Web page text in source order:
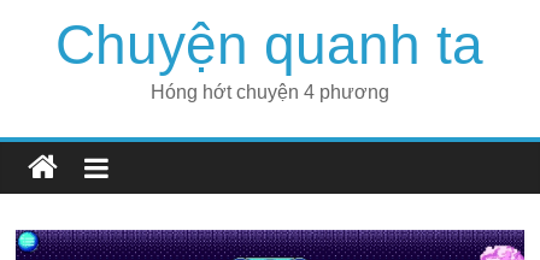
Chuyện quanh ta
Hóng hớt chuyện 4 phương